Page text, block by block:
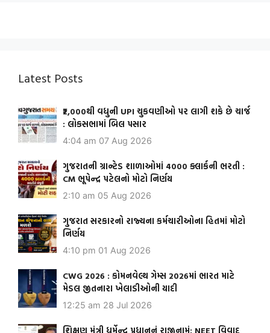
Latest Posts
₹2,000થી વધુની UPI ચુકવણીઓ પર લાગી શકે છે ચાર્જ
: લોકસભામાં બિલ પસાર
4:04 am 07 Aug 2026
ગુજરાતની ગ્રાન્ટેડ શાળાઓમાં 4000 ક્લાર્કની ભરતી :
CM ભૂપેન્દ્ર પટેલનો મોટો નિર્ણય
2:10 am 05 Aug 2026
ગુજરાત સરકારનો રાજ્યના કર્મચારીઓના હિતમાં મોટો
નિર્ણય
4:10 pm 01 Aug 2026
CWG 2026 : કોમનવેલ્થ ગેમ્સ 2026માં ભારત માટે
મેડલ જીતનારા ખેલાડીઓની યાદી
12:25 am 28 Jul 2026
શિક્ષણ મંત્રી ધર્મેન્દ્ર પ્રધાનનું રાજીનામું: NEET વિવાદ